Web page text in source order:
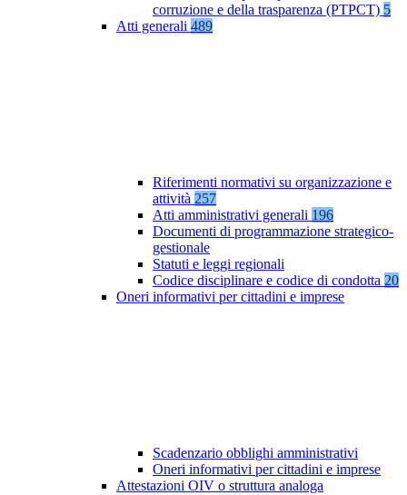
corruzione e della trasparenza (PTPCT) 5
Atti generali 489
Riferimenti normativi su organizzazione e
attività 257
Atti amministrativi generali 196
Documenti di programmazione strategico-
gestionale
Statuti e leggi regionali
Codice disciplinare e codice di condotta 20
Oneri informativi per cittadini e imprese
Scadenzario obblighi amministrativi
Oneri informativi per cittadini e imprese
Attestazioni OIV o struttura analoga